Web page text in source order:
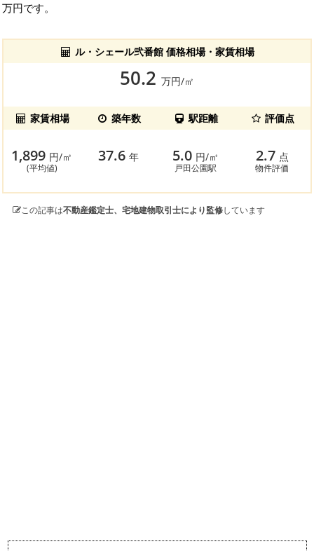
万円です。
ル・シェール弐番館 価格相場・家賃相場
50.2 万円/㎡
家賃相場 築年数 駅距離 評価点
1,899 円/㎡
(平均値)
37.6年 5.0 円/㎡
戸田公園駅
2.7 点
物件評価
この記事は不動産鑑定士、宅地建物取引士により監修しています